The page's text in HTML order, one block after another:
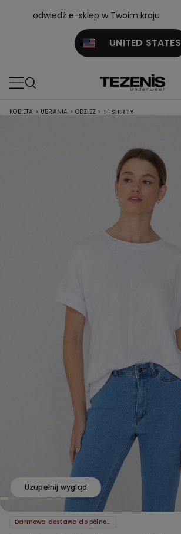
odwiedź e-sklep w Twoim kraju
UNITED STATES
KOBIETA > UBRANIA > ODZIEŻ > T-SHIRTY
Uzupełnij wygląd
Darmowa dostawa do północy!